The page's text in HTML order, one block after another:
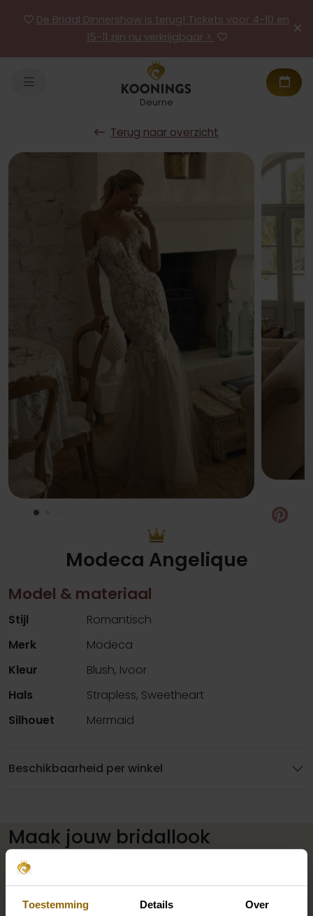
Toestemming Details Over
De Bridal Dinnershow is terug! Tickets voor 4-10 en
15-11 zijn nu verkrijgbaar >
Deurne
Terug naar overzicht
Modeca Angelique
Model & materiaal
Stijl
Romantisch
Merk
Modeca
Kleur
Blush, Ivoor
Hals
Strapless, Sweetheart
Silhouet
Mermaid
Beschikbaarheid per winkel
Maak jouw bridallook
compleet